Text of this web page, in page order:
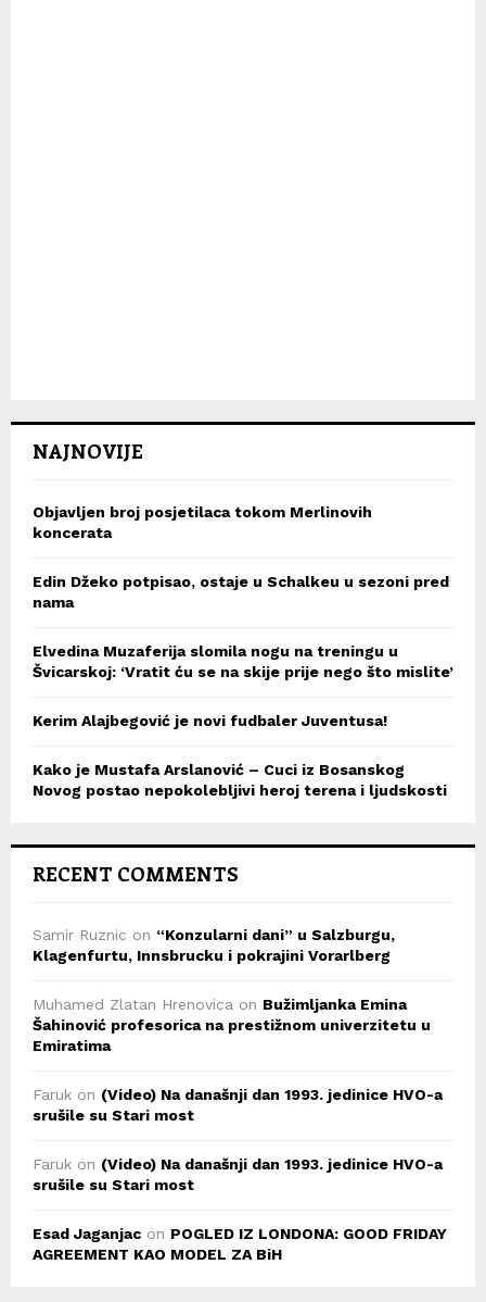
NAJNOVIJE
Objavljen broj posjetilaca tokom Merlinovih
koncerata
Edin Džeko potpisao, ostaje u Schalkeu u sezoni pred
nama
Elvedina Muzaferija slomila nogu na treningu u
Švicarskoj: ‘Vratit ću se na skije prije nego što mislite’
Kerim Alajbegović je novi fudbaler Juventusa!
Kako je Mustafa Arslanović – Cuci iz Bosanskog
Novog postao nepokolebljivi heroj terena i ljudskosti
RECENT COMMENTS
Samir Ruznic on “Konzularni dani” u Salzburgu,
Klagenfurtu, Innsbrucku i pokrajini Vorarlberg
Muhamed Zlatan Hrenovica on Bužimljanka Emina
Šahinović profesorica na prestižnom univerzitetu u
Emiratima
Faruk on (Video) Na današnji dan 1993. jedinice HVO-a
srušile su Stari most
Faruk on (Video) Na današnji dan 1993. jedinice HVO-a
srušile su Stari most
Esad Jaganjac on POGLED IZ LONDONA: GOOD FRIDAY
AGREEMENT KAO MODEL ZA BiH